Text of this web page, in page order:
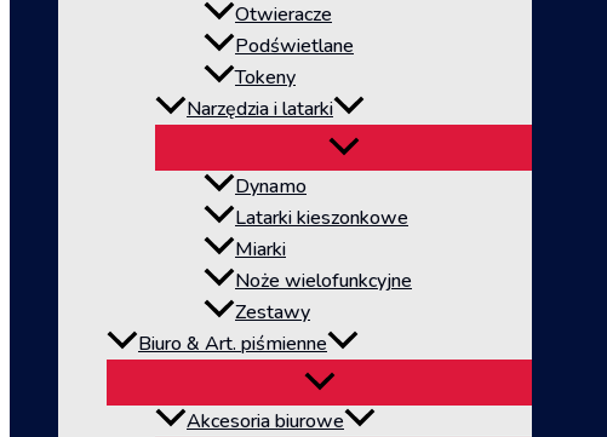
Otwieracze
Podświetlane
Tokeny
Narzędzia i latarki
Dynamo
Latarki kieszonkowe
Miarki
Noże wielofunkcyjne
Zestawy
Biuro & Art. piśmienne
Akcesoria biurowe